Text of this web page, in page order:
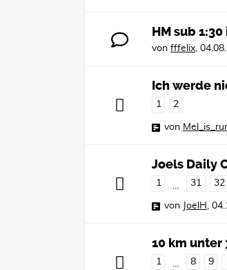
HM sub
von fffelix,
Ich werde
1 2
von
Joels Daily
1 31 32
von JoelH
10 km unter
1 … 8 9